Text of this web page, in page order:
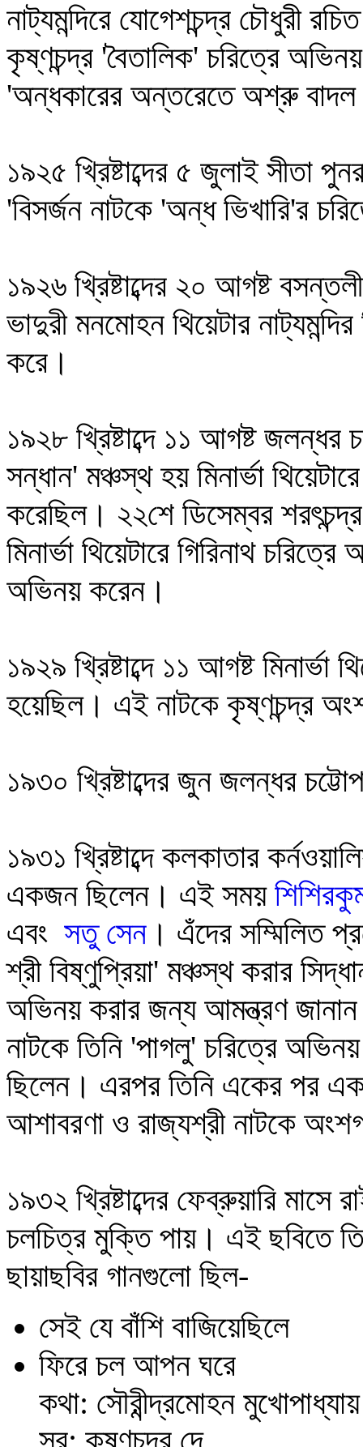
নাট্যমন্দিরে যোগেশচন্দ্র চৌধুরী
কৃষ্ণচন্দ্র 'বৈতালিক' চরিত্রে
'অন্ধকারের অন্তরেতে অশ্রু বাদল
১৯২৫ খ্রিষ্টাব্দের ৫ জুলাই সীতা
'বিসর্জন নাটকে 'অন্ধ ভিখারি'র
১৯২৬ খ্রিষ্টাব্দের ২০ আগষ্ট
ভাদুরী মনমোহন থিয়েটার
করে।
১৯২৮ খ্রিষ্টাব্দে ১১ আগষ্ট জলন্ধর
সন্ধান' মঞ্চস্থ হয় মিনার্ভা
করেছিল। ২২শে ডিসেম্বর
মিনার্ভা থিয়েটারে গিরিনাথ
অভিনয় করেন।
১৯২৯ খ্রিষ্টাব্দে ১১ আগষ্ট মিনার্ভা
হয়েছিল। এই নাটকে কৃষ্ণচন্দ্র
১৯৩০ খ্রিষ্টাব্দের জুন জলন্ধর
১৯৩১ খ্রিষ্টাব্দে কলকাতার
একজন ছিলেন। এই সময়
এবং সতু সেন । এঁদের সম্মিলিত
শ্রী বিষ্ণুপ্রিয়া' মঞ্চস্থ করার
অভিনয় করার জন্য আমন্ত্রণ
নাটকে তিনি 'পাগলু' চরিত্রে
ছিলেন। এরপর তিনি একের পর এক
আশাবরণা ও রাজ্যশ্রী নাটকে
১৯৩২ খ্রিষ্টাব্দের ফেব্রুয়ারি মাসে
চলচিত্র মুক্তি পায়। এই ছবিতে
ছায়াছবির গানগুলো ছিল-
সেই যে বাঁশি বাজিয়েছিলে
ফিরে চল আপন ঘরে
কথা: সৌরীন্দ্রমোহন মুখোপাধ্যায়
সুর: কৃষ্ণচন্দ্র দে